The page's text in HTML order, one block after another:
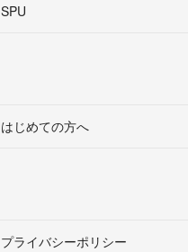
SPU
はじめての方へ
プライバシーポリシー